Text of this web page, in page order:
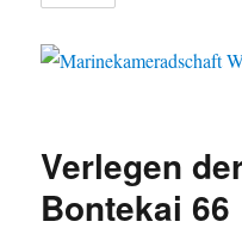
Verlegen
Bontekai 66